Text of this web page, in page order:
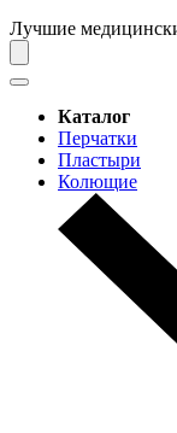
Лучшие
Каталог
Перчатки
Пластыри
Колющие